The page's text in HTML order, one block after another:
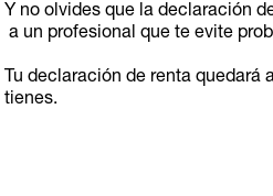
Y no olvides que la declaración
a un profesional que te evite
Tu declaración de renta
tienes.